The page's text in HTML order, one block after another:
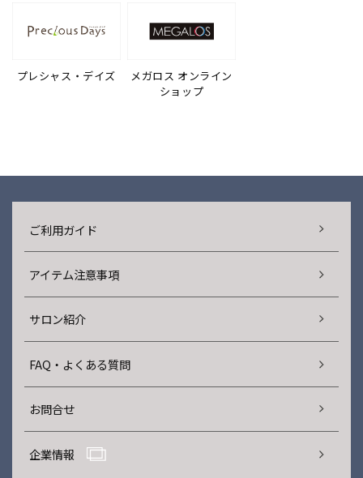
プレシャス・デイズ
メガロス オンライン
ショップ
ご利用ガイド
アイテム注意事項
サロン紹介
FAQ・よくある質問
お問合せ
企業情報